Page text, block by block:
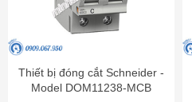
Thiết bị đóng cắt Schneider -
Model DOM11238-MCB